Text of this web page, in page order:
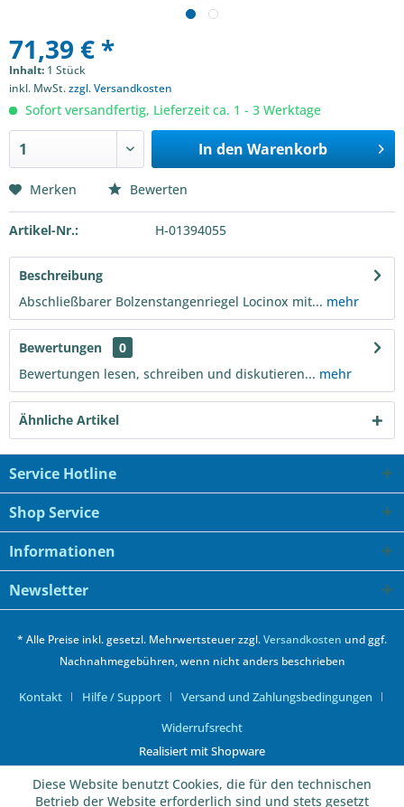
71,39 € *
Inhalt: 1 Stück
inkl. MwSt.zzgl. Versandkosten
Sofort versandfertig, Lieferzeit ca. 1 - 3 Werktage
In den Warenkorb
Merken Bewerten
Artikel-Nr.: H-01394055
Beschreibung
Abschließbarer Bolzenstangenriegel Locinox mit... mehr
Bewertungen
0
Bewertungen lesen, schreiben und diskutieren... mehr
Ähnliche Artikel
Service Hotline
Shop Service
Informationen
Newsletter
* Alle Preise inkl. gesetzl. Mehrwertsteuer zzgl.Versandkosten und ggf.
Nachnahmegebühren, wenn nicht anders beschrieben
Kontakt Hilfe / Support
Versand und Zahlungsbedingungen
Widerrufsrecht
Realisiert mit Shopware
Diese Website benutzt Cookies, die für den technischen
Betrieb der Website erforderlich sind und stets gesetzt